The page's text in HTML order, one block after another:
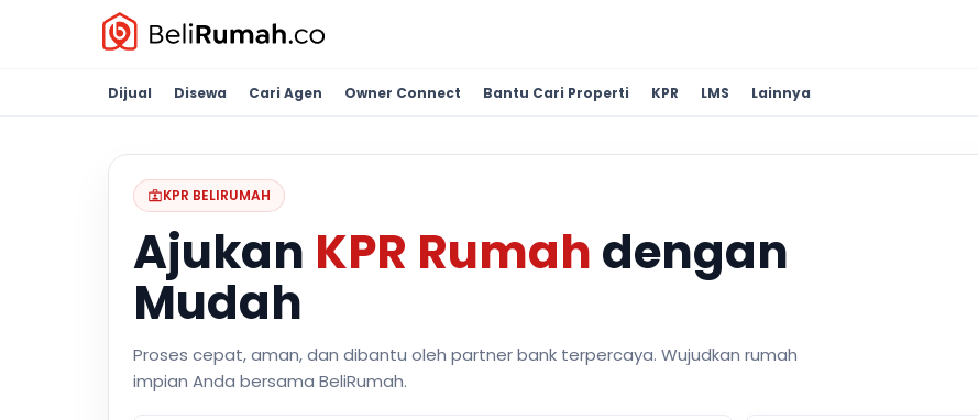
Dijual Disewa Cari Agen Owner Connect Bantu Cari Properti KPR LMS Lainnya
KPR BELIRUMAH
Ajukan KPR Rumah dengan
Mudah
Proses cepat, aman, dan dibantu oleh partner bank terpercaya. Wujudkan rumah
impian Anda bersama BeliRumah.